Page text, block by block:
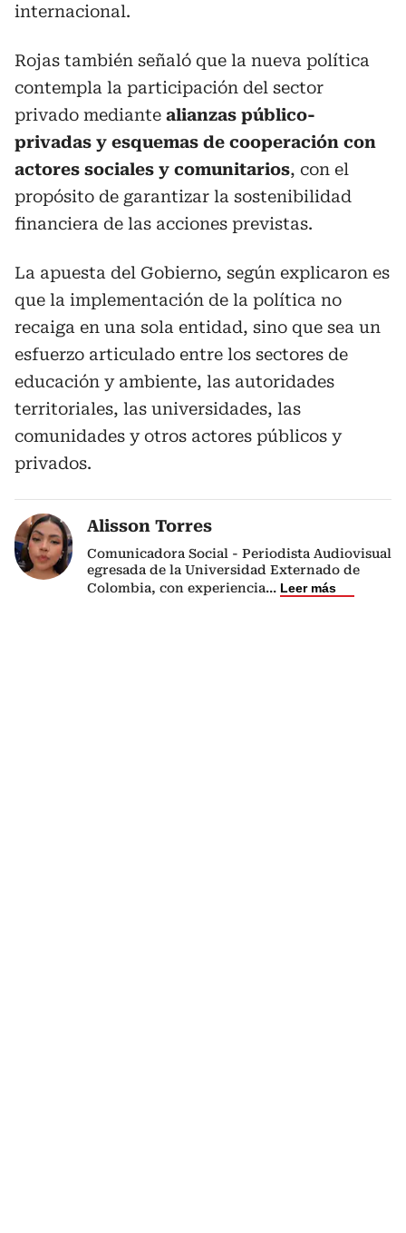
internacional.
Rojas también señaló que la nueva política
contempla la participación del sector
privado mediante alianzas público-
privadas y esquemas de cooperación con
actores sociales y comunitarios, con el
propósito de garantizar la sostenibilidad
financiera de las acciones previstas.
La apuesta del Gobierno, según explicaron es
que la implementación de la política no
recaiga en una sola entidad, sino que sea un
esfuerzo articulado entre los sectores de
educación y ambiente, las autoridades
territoriales, las universidades, las
comunidades y otros actores públicos y
privados.
Alisson Torres
Comunicadora Social - Periodista Audiovisual
egresada de la Universidad Externado de
Colombia, con experiencia... Leer más